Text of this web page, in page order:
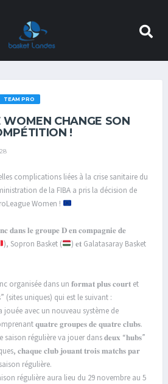
TEAM PRO
WOMEN CHANGE SON
!
complications liées à la crise sanitaire du
de la FIBA a pris la décision de
Women !
𝐝𝐚𝐧𝐬 𝐥𝐞 𝐠𝐫𝐨𝐮𝐩𝐞 𝐃 𝐞𝐧 𝐜𝐨𝐦𝐩𝐚𝐠𝐧𝐢𝐞 𝐝𝐞
), Sopron Basket( ) 𝐞𝐭 Galatasaray Basket
organisée dans un 𝐟𝐨𝐫𝐦𝐚𝐭 𝐩𝐥𝐮𝐬 𝐜𝐨𝐮𝐫𝐭 et
(sites uniques) qui est le suivant :
jouée avec un nouveau système de
𝐪𝐮𝐚𝐭𝐫𝐞 𝐠𝐫𝐨𝐮𝐩𝐞𝐬 𝐝𝐞 𝐪𝐮𝐚𝐭𝐫𝐞 𝐜𝐥𝐮𝐛𝐬.
saison régulière va jouer dans 𝐝𝐞𝐮𝐱 “𝐡𝐮𝐛𝐬”
𝐜𝐡𝐚𝐪𝐮𝐞 𝐜𝐥𝐮𝐛 𝐣𝐨𝐮𝐚𝐧𝐭 𝐭𝐫𝐨𝐢𝐬 𝐦𝐚𝐭𝐜𝐡𝐬 𝐩𝐚𝐫
régulière.
régulière aura lieu du 29 novembre au 5